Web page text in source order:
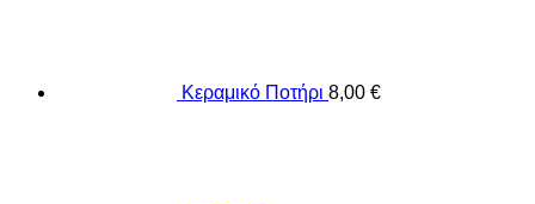
Κεραμικό Ποτήρι 8,00 €